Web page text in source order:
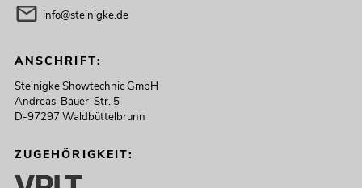
info@steinigke.de
ANSCHRIFT:
Steinigke Showtechnic GmbH
Andreas-Bauer-Str. 5
D-97297 Waldbüttelbrunn
ZUGEHÖRIGKEIT: